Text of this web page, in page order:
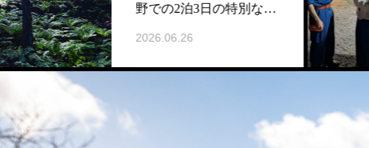
野での2泊3日の特別な時
間
2026.06.26